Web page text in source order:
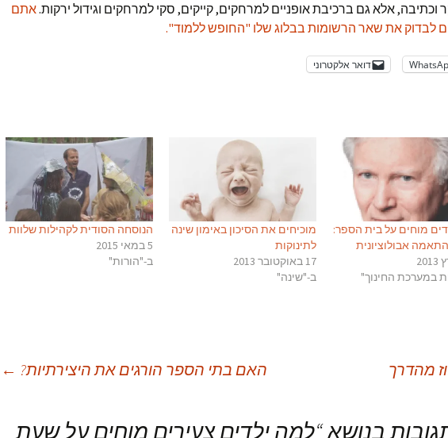
וכתיבה, אלא גם ברכיבת אופניים למרחקים, קייקים, סקי למרחקים וגידול ירקות.אתם
לבדוק את שאר הרשומות בבלוג שלו "החופש ללמוד".
דואר אלקטרוני
מוחים על בית הספר:
אבולוציונית
במערכת החינוך"
מוכיחים את הסיכון באימון שינה
לתינוקות
17 באוקטובר 2013
ב-"שינה"
הנוסחה הסודית לקהילות שלוות
5 במאי 2015
ב-"הורות"
מהדרך האם בתי הספר הורגים את היצירתיות? ←
למה ילדים צעירים מוחים על שעת